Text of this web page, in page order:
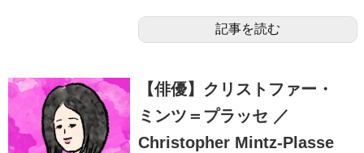
記事を読む
【俳優】クリストファー・
ミンツ＝プラッセ ／
Christopher Mintz-Plasse